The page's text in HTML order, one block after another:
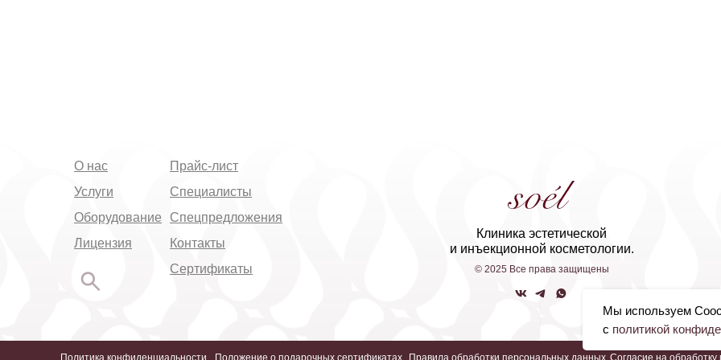
Оборудование
Лицензия
Услуги
О нас
© 2025 Все права защищены
Клиника эстетической
и инъекционной косметологии.
Спецпредложения
Контакты
Прайс-лист
Специалисты
Сертификаты
Согласие на
Правила обработки персональных данных
Положение о подарочных сертификатах
Политика конфиденциальности
Мы используем
с политикой